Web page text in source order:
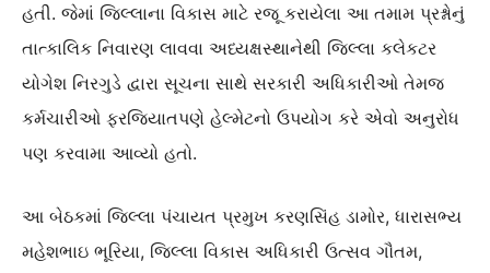
હતી. જેમાં જિલ્લાના વિકાસ માટે રજૂ કરાયેલા આ તમામ પ્રશ્નોનું
તાત્કાલિક નિવારણ લાવવા અધ્યક્ષસ્થાનેથી જિલ્લા કલેકટર
યોગેશ નિરગુડે દ્વારા સૂચના સાથે સરકારી અધિકારીઓ તેમજ
કર્મચારીઓ ફરજિયાતપણે હેલ્મેટનો ઉપયોગ કરે એવો અનુરોધ
પણ કરવામા આવ્યો હતો.
આ બેઠકમાં જિલ્લા પંચાયત પ્રમુખ કરણસિંહ ડામોર, ધારાસભ્ય
મહેશભાઇ ભૂરિયા, જિલ્લા વિકાસ અધિકારી ઉત્સવ ગૌતમ,